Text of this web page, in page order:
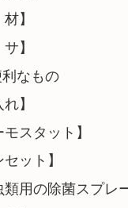
】
】
なもの
れ】
モスタット】
セット】
類用の除菌スプレ